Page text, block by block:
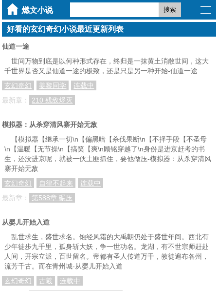
搜索
好看的玄幻奇幻小说最近更新列表
仙道一途
世间万物到底是以何种形式存在，终归是一抹黄土消散世间，这大
千世界是否又是仙道一途的极致，还是只是另一种开始-仙道一途
玄幻奇幻
姜黎同学
连载中
最新章：
210 残敌烬灭
模拟器：从杀穿清风寨开始无敌
【模拟器【继承一切\n【偏黑暗【杀伐果断\n【不择手段【不圣母
\n【温暖【无节操\n【搞笑【爽\n顾铭穿越了\n身份是进京赶考的书
生，还没进京呢，就被一伙土匪抓住，要他做压-模拟器：从杀穿清风
寨开始无敌
玄幻奇幻
自律不起来
连载中
最新章：
第588章 碾压
从婴儿开始入道
乱世求生，盛世求名。饱经风霜的大禹朝仍处于盛世年间。西北有
少年徒步九千里，孤身斩大妖，争一世功名。龙湖，有不世宗师赶赴
人间，开宗立派，百世留名。帝都有圣人传道万千，教徒遍布各州，
流芳千古。而在青州城-从婴儿开始入道
玄幻奇幻
古羲
连载中